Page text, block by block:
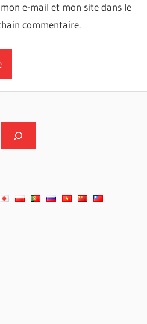
e-mail et mon site dans le
commentaire.